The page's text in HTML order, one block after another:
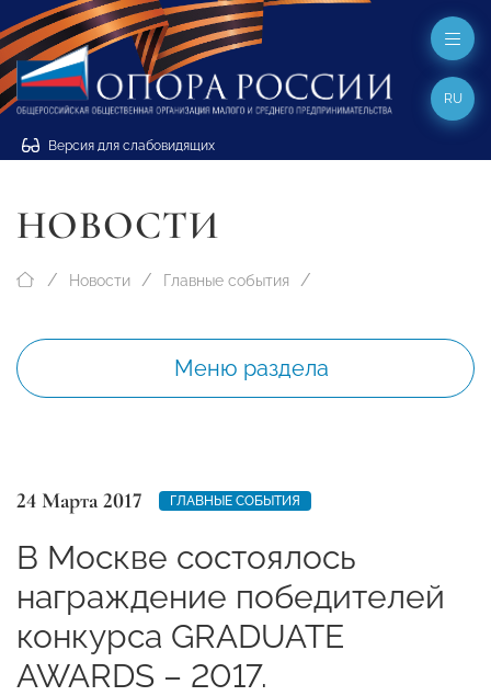
Версия для слабовидящих
RU
НОВОСТИ
Новости Главные события
Меню раздела
24 Марта 2017 ГЛАВНЫЕ СОБЫТИЯ
В Москве состоялось
награждение победителей
конкурса GRADUATE
AWARDS – 2017.